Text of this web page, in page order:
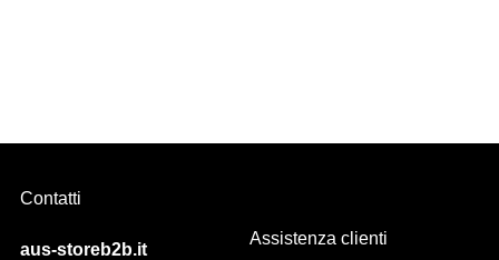
Contatti
aus-storeb2b.it
Assistenza clienti